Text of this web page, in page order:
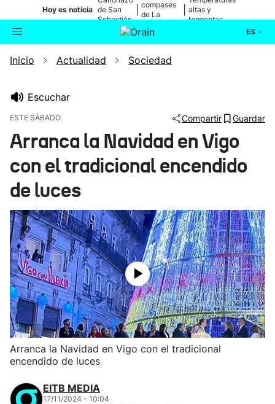
Hoy es noticia de San
Sebastián
compases
de La
altas y
tormentas
ES
Buscador Actualidad
Ikusmiran
Inicio Actualidad Sociedad
Escuchar
ESTE SÁBADO Compartir Guardar
Arranca la Navidad en Vigo
con el tradicional encendido
de luces
Arranca la Navidad en Vigo con el tradicional
encendido de luces
EITB MEDIA
17/11/2024 - 10:04